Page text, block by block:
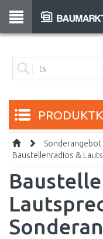
Sonderangebot
Baustellenradios &